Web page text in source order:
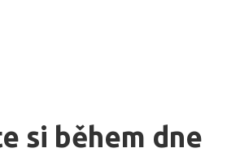
si během dne